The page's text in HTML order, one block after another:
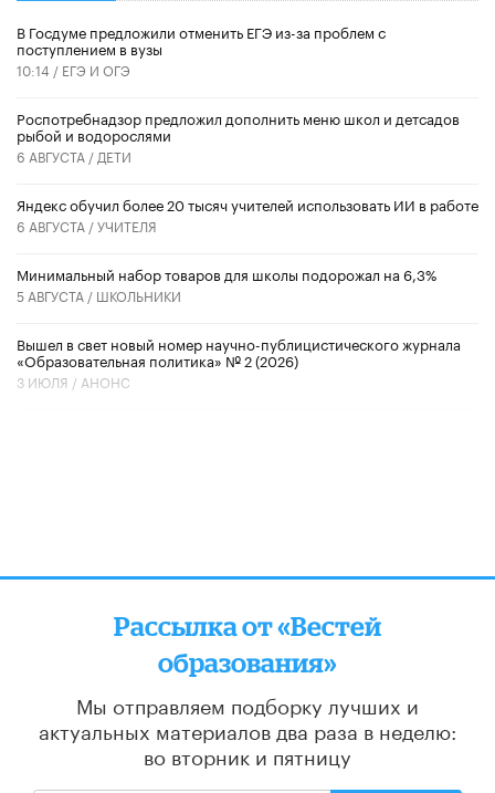
В Госдуме предложили отменить ЕГЭ из-за проблем с
поступлением в вузы
10:14 / ЕГЭ И ОГЭ
Роспотребнадзор предложил дополнить меню школ и детсадов
рыбой и водорослями
6 АВГУСТА / ДЕТИ
​Яндекс обучил более 20 тысяч учителей использовать ИИ в работе
6 АВГУСТА /УЧИТЕЛЯ
Минимальный набор товаров для школы подорожал на 6,3%
5 АВГУСТА / ШКОЛЬНИКИ
Вышел в свет новый номер научно-публицистического журнала
«Образовательная политика» № 2 (2026)
3 ИЮЛЯ / АНОНС
Рассылка от «Вестей
образования»
Мы отправляем подборку лучших и
актуальных материалов два раза в неделю:
во вторник и пятницу